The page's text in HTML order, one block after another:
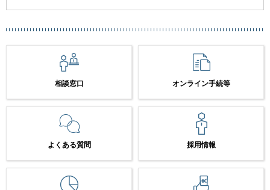
相談窓口 オンライン手続等
よくある質問 採用情報